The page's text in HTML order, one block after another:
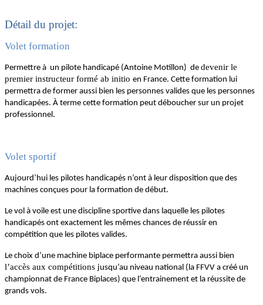
Détail du projet:
Volet formation
Permettre à un pilote handicapé (Antoine Motillon) de devenir le
premier instructeur formé ab initio en France. Cette formation lui
permettra de former aussi bien les personnes valides que les personnes
handicapées. À terme cette formation peut déboucher sur un projet
professionnel.
Volet sportif
Aujourd’hui les pilotes handicapés n’ont à leur disposition que des
machines conçues pour la formation de début.
Le vol à voile est une discipline sportive dans laquelle les pilotes
handicapés ont exactement les mêmes chances de réussir en
compétition que les pilotes valides.
Le choix d’une machine biplace performante permettra aussi bien
l’accès aux compétitions jusqu’au niveau national (la FFVV a créé un
championnat de France Biplaces) que l’entrainement et la réussite de
grands vols.